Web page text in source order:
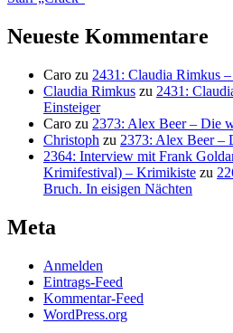
Neueste Kommentare
Caro zu 2431: Claudia Rimkus
Claudia Rimkus zu 2431:
Einsteiger
Caro zu 2373: Alex Beer – Die
Christoph zu 2373: Alex Beer –
2364: Interview mit Frank
Krimifestival) – Krimikiste zu
Bruch. In eisigen Nächten
Meta
Anmelden
Eintrags-Feed
Kommentar-Feed
WordPress.org